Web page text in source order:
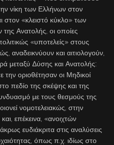
νίκη των Ελλήνων στον
στον «κλειστό κύκλο» των
Ανατολής, οι οποίες
«υποτελείς» στους
αναδεικνύουν και αιτιολογούν,
μεταξύ Δύσης και Ανατολής:
οριοθέτησαν οι Μηδικοί
πεδίο της σκέψης και της
με τους θεσμούς της
νομοτελειακώς, στην
επέκεινα, «ανοιχτών
ευδιάκριτα στις αναλύσεις
όπως π.χ. ιδίως στο